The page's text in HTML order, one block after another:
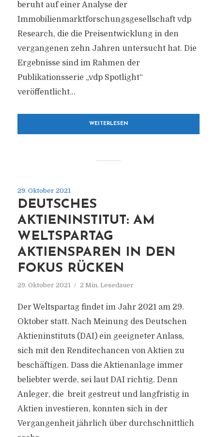
beruht auf einer Analyse der
Immobilienmarktforschungsgesellschaft vdp
Research, die die Preisentwicklung in den
vergangenen zehn Jahren untersucht hat. Die
Ergebnisse sind im Rahmen der
Publikationsserie „vdp Spotlight“
veröffentlicht...
WEITERLESEN
29. Oktober 2021
DEUTSCHES
AKTIENINSTITUT: AM
WELTSPARTAG
AKTIENSPAREN IN DEN
FOKUS RÜCKEN
29. Oktober 2021 2 Min. Lesedauer
Der Weltspartag findet im Jahr 2021 am 29.
Oktober statt. Nach Meinung des Deutschen
Aktieninstituts (DAI) ein geeigneter Anlass,
sich mit den Renditechancen von Aktien zu
beschäftigen. Dass die Aktienanlage immer
beliebter werde, sei laut DAI richtig. Denn
Anleger, die breit gestreut und langfristig in
Aktien investieren, konnten sich in der
Vergangenheit jährlich über durchschnittlich